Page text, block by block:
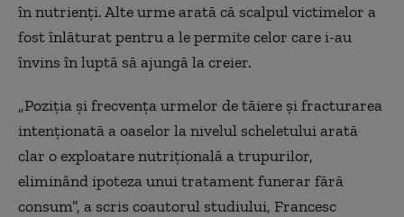
în nutrienți. Alte urme arată că scalpul victimelor a
fost înlăturat pentru a le permite celor care i-au
învins în luptă să ajungă la creier.
„Poziția și frecvența urmelor de tăiere și fracturarea
intenționată a oaselor la nivelul scheletului arată
clar o exploatare nutrițională a trupurilor,
eliminând ipoteza unui tratament funerar fără
consum”, a scris coautorul studiului, Francesc